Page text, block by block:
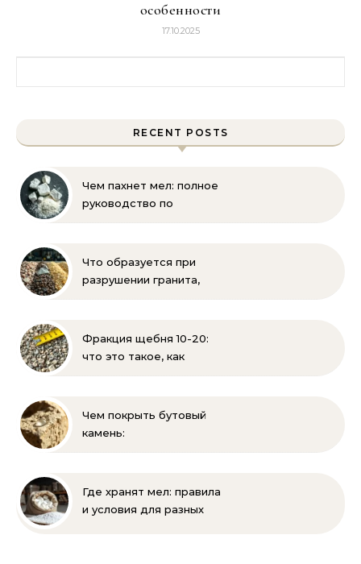
особенности
17.10.2025
RECENT POSTS
Чем пахнет мел: полное
руководство по
Что образуется при
разрушении гранита,
Геология и
Фракция щебня 10-20:
что это такое, как
Чем покрыть бутовый
камень:
известняка
Где хранят мел: правила
и условия для разных